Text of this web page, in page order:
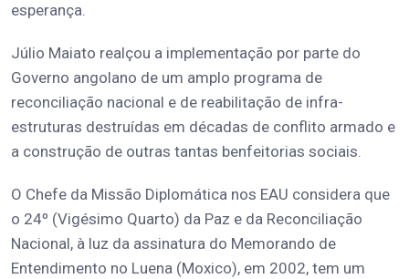
esperança.
Júlio Maiato realçou a implementação por parte do
Governo angolano de um amplo programa de
reconciliação nacional e de reabilitação de infra-
estruturas destruídas em décadas de conflito armado e
a construção de outras tantas benfeitorias sociais.
O Chefe da Missão Diplomática nos EAU considera que
o 24º (Vigésimo Quarto) da Paz e da Reconciliação
Nacional, à luz da assinatura do Memorando de
Entendimento no Luena (Moxico), em 2002, tem um